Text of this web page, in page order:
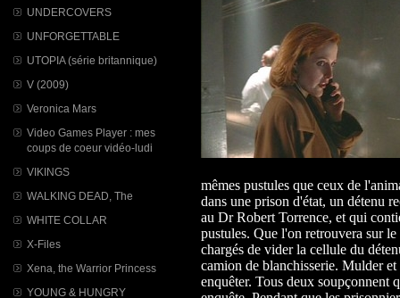
UNDERCOVERS
UNFORGETTABLE
UTOPIA (série britannique)
V (2009)
Veronica Mars
Video Games Player : mes
coups de coeur vidéo-ludi
VIKINGS
WALKING DEAD, The
WHITE COLLAR
X-Files
Xena, the Warrior Princess
YOUNG & HUNGRY
mêmes pustules que ceux de
dans une prison d'état, un détenu
au Dr Robert Torrence, et qui
pustules. Que l'on retrouvera sur
chargés de vider la cellule du
camion de blanchisserie. Mulder
enquêter. Tous deux soupçonnent